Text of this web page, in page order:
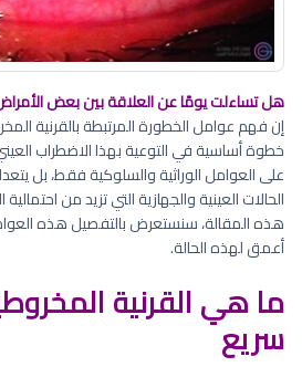
هل تساءلت يومًا عن العلاقة بين بعض
خطوة أساسية في التوعية بهذا الاضطراب
على العوامل الوراثية والسلوكية فقط، بل
الحالات العينية والجهازية التي تزيد من
هذه المقالة، سنستعرض بالتفصيل هذه
أعمق لهذه الحالة.
ما هي القرنية
سريع